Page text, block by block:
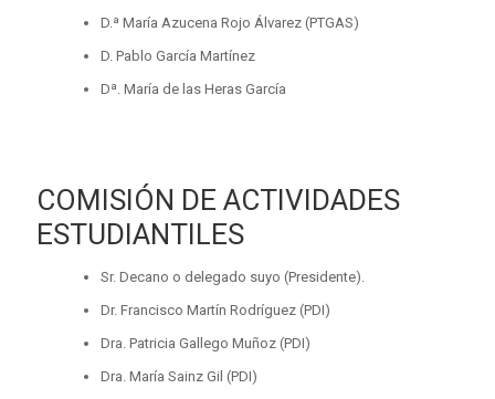
D.ª María Azucena Rojo Álvarez (PTGAS)
D. Pablo García Martínez
Dª. María de las Heras García
COMISIÓN DE ACTIVIDADES
ESTUDIANTILES
Sr. Decano o delegado suyo (Presidente).
Dr. Francisco Martín Rodríguez (PDI)
Dra. Patricia Gallego Muñoz (PDI)
Dra. María Sainz Gil (PDI)